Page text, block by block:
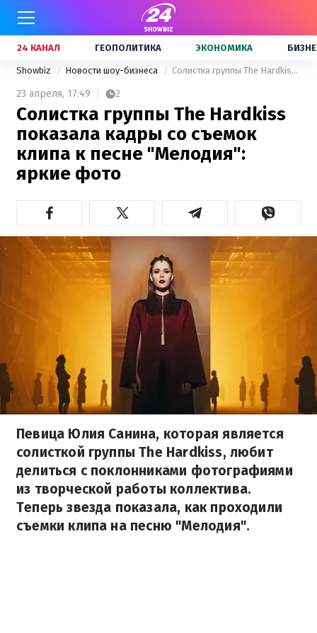
24 КАНАЛ ГЕОПОЛИТИКА ЭКОНОМИКА
Showbiz Новости шоу-бизнеса Солистка группы The Hardkiss показала кадры со съемок клипа к песне "Мелодия": яркие фото
23 апреля, 17:49 2
Солистка группы The Hardkiss
показала кадры со съемок
клипа к песне "Мелодия":
яркие фото
Певица Юлия Санина, которая является
солисткой группы The Hardkiss, любит
делиться с поклонниками фотографиями
из творческой работы коллектива.
Теперь звезда показала, как проходили
съемки клипа на песню "Мелодия".